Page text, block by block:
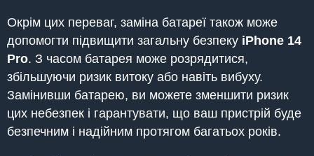
Окрім цих переваг, заміна батареї також може
допомогти підвищити загальну безпеку iPhone 14
Pro. З часом батарея може розрядитися,
збільшуючи ризик витоку або навіть вибуху.
Замінивши батарею, ви можете зменшити ризик
цих небезпек і гарантувати, що ваш пристрій буде
безпечним і надійним протягом багатьох років.